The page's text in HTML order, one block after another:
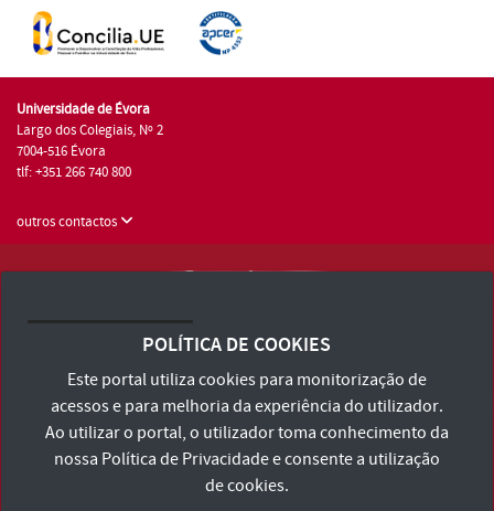
Universidade de Évora
Largo dos Colegiais, Nº 2
7004-516 Évora
tlf: +351 266 740 800
outros contactos
Consulte os Termos e Condições e Política de Privacidade
Declaração de Acessibilidade
POLÍTICA DE COOKIES
Este portal utiliza cookies para monitorização de
acessos e para melhoria da experiência do utilizador.
Ao utilizar o portal, o utilizador toma conhecimento da
nossa Política de Privacidadee consente a utilização
de cookies.